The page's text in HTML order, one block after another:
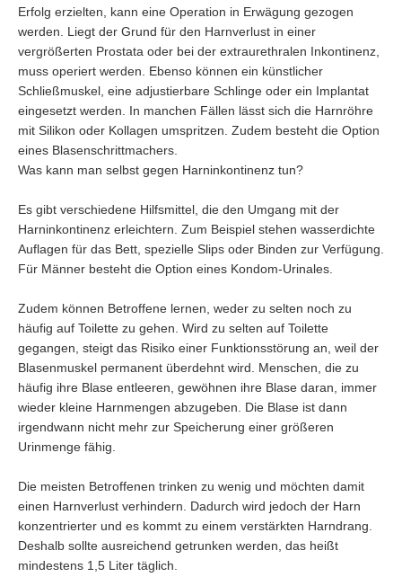
Erfolg erzielten, kann eine Operation in Erwägung gezogen
werden. Liegt der Grund für den Harnverlust in einer
vergrößerten Prostata oder bei der extraurethralen Inkontinenz,
muss operiert werden. Ebenso können ein künstlicher
Schließmuskel, eine adjustierbare Schlinge oder ein Implantat
eingesetzt werden. In manchen Fällen lässt sich die Harnröhre
mit Silikon oder Kollagen umspritzen. Zudem besteht die Option
eines Blasenschrittmachers.
Was kann man selbst gegen Harninkontinenz tun?
Es gibt verschiedene Hilfsmittel, die den Umgang mit der
Harninkontinenz erleichtern. Zum Beispiel stehen wasserdichte
Auflagen für das Bett, spezielle Slips oder Binden zur Verfügung.
Für Männer besteht die Option eines Kondom-Urinales.
Zudem können Betroffene lernen, weder zu selten noch zu
häufig auf Toilette zu gehen. Wird zu selten auf Toilette
gegangen, steigt das Risiko einer Funktionsstörung an, weil der
Blasenmuskel permanent überdehnt wird. Menschen, die zu
häufig ihre Blase entleeren, gewöhnen ihre Blase daran, immer
wieder kleine Harnmengen abzugeben. Die Blase ist dann
irgendwann nicht mehr zur Speicherung einer größeren
Urinmenge fähig.
Die meisten Betroffenen trinken zu wenig und möchten damit
einen Harnverlust verhindern. Dadurch wird jedoch der Harn
konzentrierter und es kommt zu einem verstärkten Harndrang.
Deshalb sollte ausreichend getrunken werden, das heißt
mindestens 1,5 Liter täglich.